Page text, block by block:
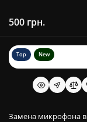
500 грн.
Top New
Замена микрофона в